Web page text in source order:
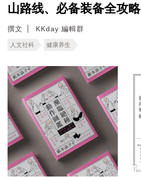
山路线、必备装备全攻略
撰文 KKday 編輯群
人文社科 健康养生